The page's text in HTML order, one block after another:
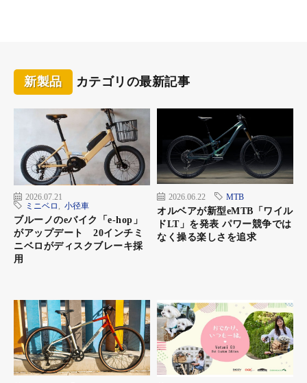
新製品 カテゴリの最新記事
2026.07.21
ミニベロ
小径車
ブルーノのeバイク「e-hop」
がアップデート 20インチミ
ニベロがディスクブレーキ採
用
2026.06.22 MTB
オルベアが新型eMTB「ワイル
ドLT」を発表 パワー競争では
なく操る楽しさを追求